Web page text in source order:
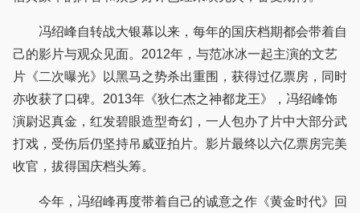
冯绍峰自转战大银幕以来，每年的国庆档期都会带着自
己的影片与观众见面。2012年，与范冰冰一起主演的文艺
片《二次曝光》以黑马之势杀出重围，获得过亿票房，同时
亦收获了口碑。2013年《狄仁杰之神都龙王》，冯绍峰饰
演尉迟真金，红发碧眼造型奇幻，一人包办了片中大部分武
打戏，受伤后仍坚持吊威亚拍片。影片最终以六亿票房完美
收官，拔得国庆档头筹。
今年，冯绍峰再度带着自己的诚意之作《黄金时代》回